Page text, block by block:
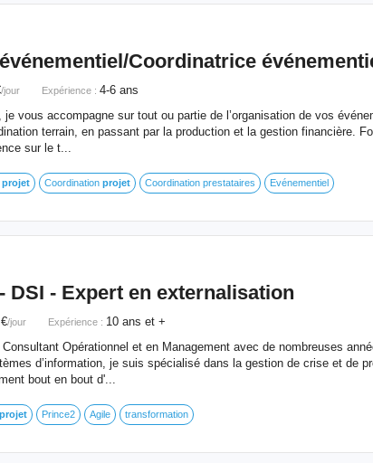
Coordinatrice
/jour Expérience : 4-6 ans
je vous accompagne sur tout ou partie de l’organisation de vos
terrain, en passant par la production et la gestion financière.
sur le t...
projet Coordination projet Coordination prestataires Evénementiel
DSI - Expert en externalisation
/jour Expérience : 10 ans et +
Opérationnel et en Management avec de nombreuses
d’information, je suis spécialisé dans la gestion de crise et de
bout en bout d'...
projet Prince2 Agile transformation